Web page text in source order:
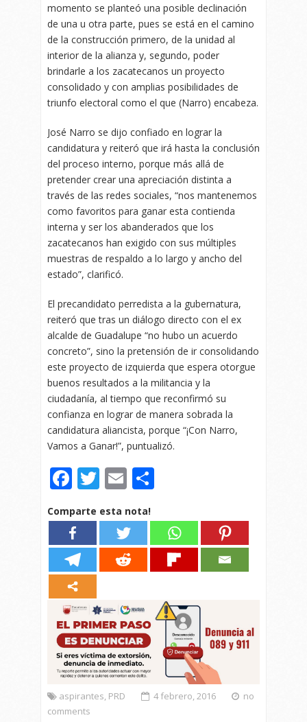
momento se planteó una posible declinación
de una u otra parte, pues se está en el camino
de la construcción primero, de la unidad al
interior de la alianza y, segundo, poder
brindarle a los zacatecanos un proyecto
consolidado y con amplias posibilidades de
triunfo electoral como el que (Narro) encabeza.
José Narro se dijo confiado en lograr la
candidatura y reiteró que irá hasta la conclusión
del proceso interno, porque más allá de
pretender crear una apreciación distinta a
través de las redes sociales, “nos mantenemos
como favoritos para ganar esta contienda
interna y ser los abanderados que los
zacatecanos han exigido con sus múltiples
muestras de respaldo a lo largo y ancho del
estado”, clarificó.
El precandidato perredista a la gubernatura,
reiteró que tras un diálogo directo con el ex
alcalde de Guadalupe “no hubo un acuerdo
concreto”, sino la pretensión de ir consolidando
este proyecto de izquierda que espera otorgue
buenos resultados a la militancia y la
ciudadanía, al tiempo que reconfirmó su
confianza en lograr de manera sobrada la
candidatura aliancista, porque “¡Con Narro,
Vamos a Ganar!”, puntualizó.
Facebook
Twitter
Email
Comparte esta nota!
aspirantes, PRD 4 febrero, 2016
no
comments